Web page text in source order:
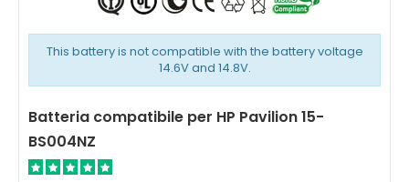
This battery is not compatible with the battery voltage
14.6V and 14.8V.
Batteria compatibile per HP Pavilion 15-
BS004NZ